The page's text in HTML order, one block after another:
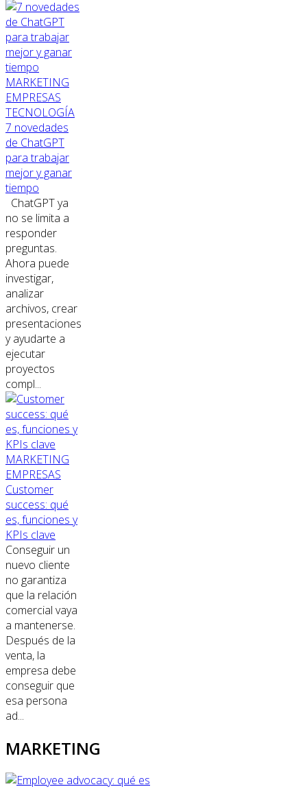
MARKETING
EMPRESAS
TECNOLOGÍA
7 novedades
de ChatGPT
para trabajar
mejor y ganar
tiempo
ChatGPT ya
no se limita a
responder
preguntas.
Ahora puede
investigar,
analizar
archivos, crear
presentaciones
y ayudarte a
ejecutar
proyectos
compl...
MARKETING
EMPRESAS
Customer
success: qué
es, funciones y
KPIs clave
Conseguir un
nuevo cliente
no garantiza
que la relación
comercial vaya
a mantenerse.
Después de la
venta, la
empresa debe
conseguir que
esa persona
ad...
MARKETING